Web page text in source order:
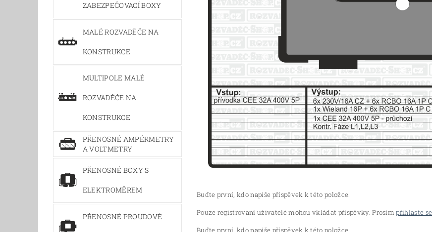
ZABEZPEČOVACÍ BOXY
MALÉ ROZVADĚČE NA
KONSTRUKCE
MULTIPOLE MALÉ
ROZVADĚČE NA
KONSTRUKCE
PŘENOSNÉ AMPÉRMETRY
A VOLTMETRY
PŘENOSNÉ BOXY S
ELEKTROMĚREM
PŘENOSNÉ PROUDOVÉ
Buďte první, kdo napíše příspěvek k této položce.
Pouze registrovaní uživatelé mohou vkládat příspěvky. Prosímpřihlaste se
Buďte první, kdo napíše příspěvek k této položce.